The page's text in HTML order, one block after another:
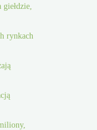
rynkach